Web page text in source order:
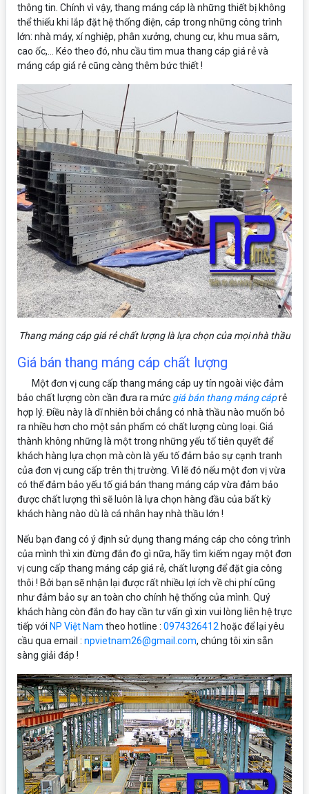
thông tin. Chính vì vậy, thang máng cáp là những thiết bị không
thể thiếu khi lắp đặt hệ thống điện, cáp trong những công trình
lớn: nhà máy, xí nghiệp, phân xưởng, chung cư, khu mua sắm,
cao ốc,… Kéo theo đó, nhu cầu tìm mua thang cáp giá rẻ và
máng cáp giá rẻ cũng càng thêm bức thiết !
Thang máng cáp giá rẻ chất lượng là lựa chọn của mọi nhà thầu
Giá bán thang máng cáp chất lượng
Một đơn vị cung cấp thang máng cáp uy tín ngoài việc đảm
bảo chất lượng còn cần đưa ra mức giá bán thang máng cáprẻ
hợp lý. Điều này là dĩ nhiên bởi chẳng có nhà thầu nào muốn bỏ
ra nhiều hơn cho một sản phẩm có chất lượng cùng loại. Giá
thành không những là một trong những yếu tố tiên quyết để
khách hàng lựa chọn mà còn là yếu tố đảm bảo sự cạnh tranh
của đơn vị cung cấp trên thị trường. Vì lẽ đó nếu một đơn vị vừa
có thể đảm bảo yếu tố giá bán thang máng cáp vừa đảm bảo
được chất lượng thì sẽ luôn là lựa chọn hàng đầu của bất kỳ
khách hàng nào dù là cá nhân hay nhà thầu lớn !
Nếu bạn đang có ý định sử dụng thang máng cáp cho công trình
của mình thì xin đừng đắn đo gì nữa, hãy tìm kiếm ngay một đơn
vị cung cấp thang máng cáp giá rẻ, chất lượng để đặt gia công
thôi ! Bởi bạn sẽ nhận lại được rất nhiều lợi ích về chi phí cũng
như đảm bảo sự an toàn cho chính hệ thống của mình. Quý
khách hàng còn đắn đo hay cần tư vấn gì xin vui lòng liên hệ trực
tiếp với NP Việt Nam theo hotline : 0974326412 hoặc để lại yêu
cầu qua email : npvietnam26@gmail.com, chúng tôi xin sẵn
sàng giải đáp !